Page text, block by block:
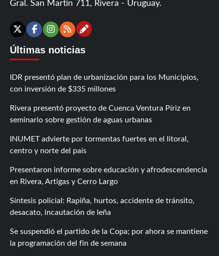
Gral. San Martín 711, Rivera - Uruguay.
X Facebook
Instagram
RSSContáctanos
Últimas noticias
IDR presentó plan de urbanización para los Municipios,
con inversión de $335 millones
Rivera presentó proyecto de Cuenca Ventura Píriz en
seminario sobre gestión de aguas urbanas
INUMET advierte por tormentas fuertes en el litoral,
centro y norte del país
Presentaron informe sobre educación y afrodescendencia
en Rivera, Artigas y Cerro Largo
Síntesis policial: Rapiña, hurtos, accidente de tránsito,
desacato, incautación de leña
Se suspendió el partido de la Copa; por ahora se mantiene
la programación del fin de semana